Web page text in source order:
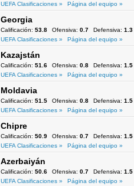
UEFA Clasificaciones »
Página del equipo »
Georgia
Calificación: 53.8 Ofensiva: 0.7 Defensiva: 1.3
UEFA Clasificaciones »
Página del equipo »
Kazajstán
Calificación: 51.6 Ofensiva: 0.8 Defensiva: 1.5
UEFA Clasificaciones »
Página del equipo »
Moldavia
Calificación: 51.5 Ofensiva: 0.8 Defensiva: 1.5
UEFA Clasificaciones »
Página del equipo »
Chipre
Calificación: 50.9 Ofensiva: 0.7 Defensiva: 1.5
UEFA Clasificaciones »
Página del equipo »
Azerbaiyán
Calificación: 50.6 Ofensiva: 0.7 Defensiva: 1.5
UEFA Clasificaciones »
Página del equipo »